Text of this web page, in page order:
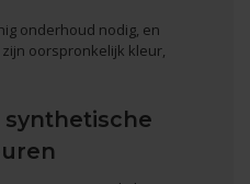
onderhoud nodig, en
oorspronkelijk kleur,